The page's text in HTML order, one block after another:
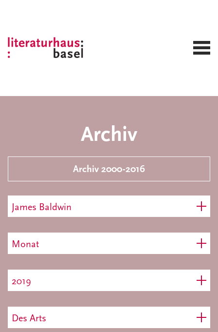
Archiv
Archiv 2000-2016
James Baldwin
Monat
2019
Des Arts